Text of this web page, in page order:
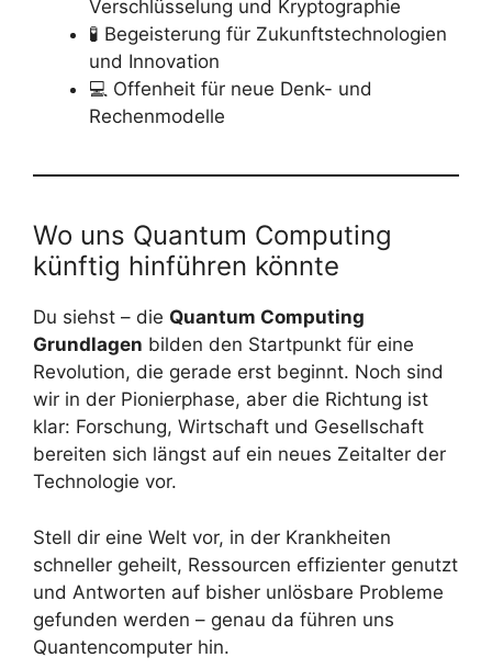
Verschlüsselung und Kryptographie
🧪 Begeisterung für Zukunftstechnologien
und Innovation
💻 Offenheit für neue Denk- und
Rechenmodelle
Wo uns Quantum Computing
künftig hinführen könnte
Du siehst – die Quantum Computing
Grundlagen bilden den Startpunkt für eine
Revolution, die gerade erst beginnt. Noch sind
wir in der Pionierphase, aber die Richtung ist
klar: Forschung, Wirtschaft und Gesellschaft
bereiten sich längst auf ein neues Zeitalter der
Technologie vor.
Stell dir eine Welt vor, in der Krankheiten
schneller geheilt, Ressourcen effizienter genutzt
und Antworten auf bisher unlösbare Probleme
gefunden werden – genau da führen uns
Quantencomputer hin.